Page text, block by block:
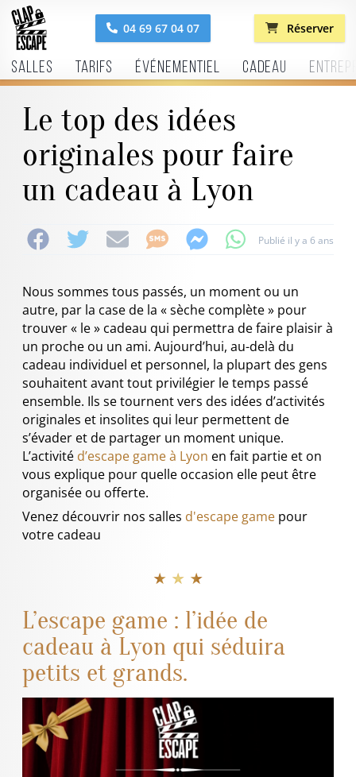
04 69 67 04 07 Réserver
Salles Tarifs Événementiel Cadeau
Le top des idées
originales pour faire
un cadeau à Lyon
Publié il y a 6 ans
Nous sommes tous passés, un moment ou un
autre, par la case de la « sèche complète » pour
trouver « le » cadeau qui permettra de faire plaisir à
un proche ou un ami. Aujourd’hui, au-delà du
cadeau individuel et personnel, la plupart des gens
souhaitent avant tout privilégier le temps passé
ensemble. Ils se tournent vers des idées d’activités
originales et insolites qui leur permettent de
s’évader et de partager un moment unique.
L’activité d’escape game à Lyon en fait partie et on
vous explique pour quelle occasion elle peut être
organisée ou offerte.
Venez découvrir nos salles d'escape game pour
votre cadeau
★ ★ ★
L’escape game : l’idée de
cadeau à Lyon qui séduira
petits et grands.